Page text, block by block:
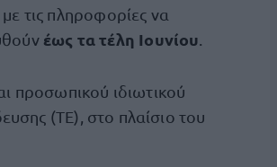
με τις πληροφορίες να
έως τα τέλη Ιουνίου
προσωπικού ιδιωτικού
(ΤΕ), στο πλαίσιο του